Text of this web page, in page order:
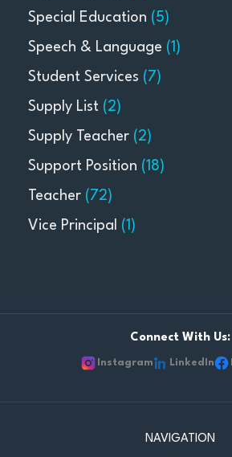
Special Education (5)
Speech & Language (1)
Student Services (7)
Supply List (2)
Supply Teacher (2)
Support Position (18)
Teacher (72)
Vice Principal (1)
Connect With Us:
Instagram LinkedIn
NAVIGATION